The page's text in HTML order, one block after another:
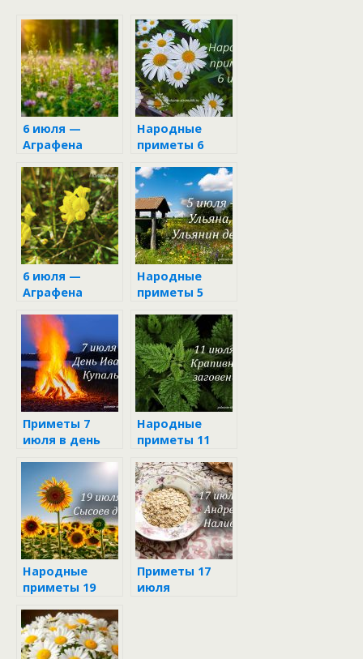
6 июля —
Аграфена
Народные
приметы 6
6 июля —
Аграфена
Народные
приметы 5
Ульяны
Приметы 7
июля в день
Народные
приметы 11
Народные
приметы 19
Приметы 17
июля